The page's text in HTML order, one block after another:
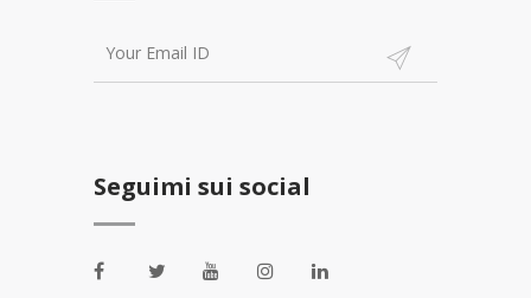
Seguimi sui social